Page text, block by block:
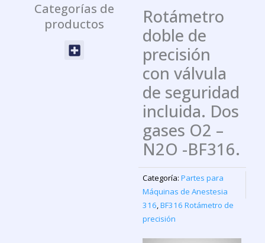
Categorías de
productos
Menu
Rotámetro
doble de
precisión
con válvula
de seguridad
incluida. Dos
gases O2 –
N2O -BF316.
Categoría: Partes para
Máquinas de Anestesia
316,BF316 Rotámetro de
precisión